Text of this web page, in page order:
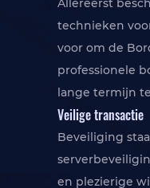
Allereerst
technieken
voor om de
professionele
lange termijn
Veilige transactie
Beveiliging
en plezierige